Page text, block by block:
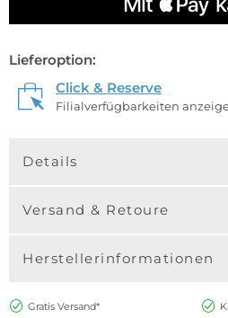
Lieferoption:
Click & Reserve
Filialverfügbarkeiten
Details
Versand & Retoure
Herstellerinformationen
Gratis Versand*